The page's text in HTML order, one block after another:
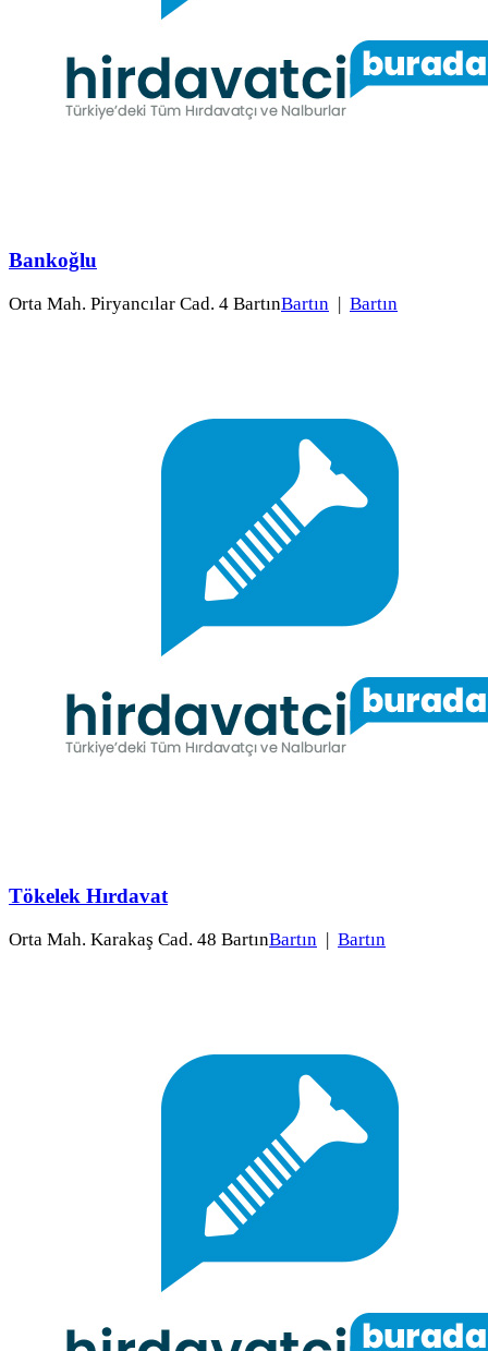
Bankoğlu
Orta Mah. Piryancılar Cad. 4 BartınBartın | Bartın
Tökelek Hırdavat
Orta Mah. Karakaş Cad. 48 BartınBartın | Bartın